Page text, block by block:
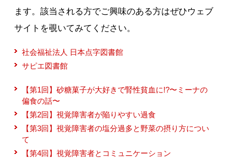
ます。該当される方でご興味のある方はぜひウェブ
サイトを覗いてみてください。
社会福祉法人 日本点字図書館
サピエ図書館
【第1回】砂糖菓子が大好きで腎性貧血に!?〜ミーナの
偏食の話〜
【第2回】視覚障害者が陥りやすい過食
【第3回】視覚障害者の塩分過多と野菜の摂り方につい
て
【第4回】視覚障害者とコミュニケーション